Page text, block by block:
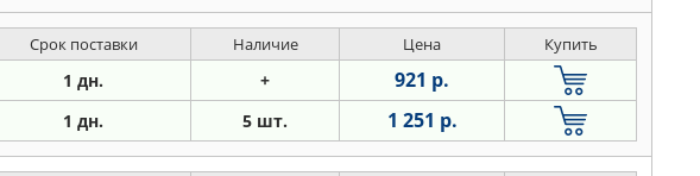
Срок поставки Наличие Цена Купить
1 дн. + 921 р.
1 дн. 5 шт. 1 251 р.